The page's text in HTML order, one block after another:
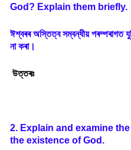
God? Explain them briefly.
ঈশ্বৰৰ অস্তিত্ব সম্বন্ধীয় পৰম্পৰাগত
না কৰা।
উত্তৰঃ
2. Explain and examine
the existence of God.